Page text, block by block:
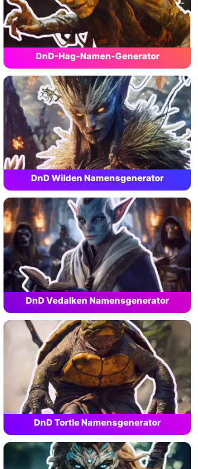
DnD-Hag-Namen-Generator
DnD Wilden Namensgenerator
DnD Vedalken Namensgenerator
DnD Tortle Namensgenerator